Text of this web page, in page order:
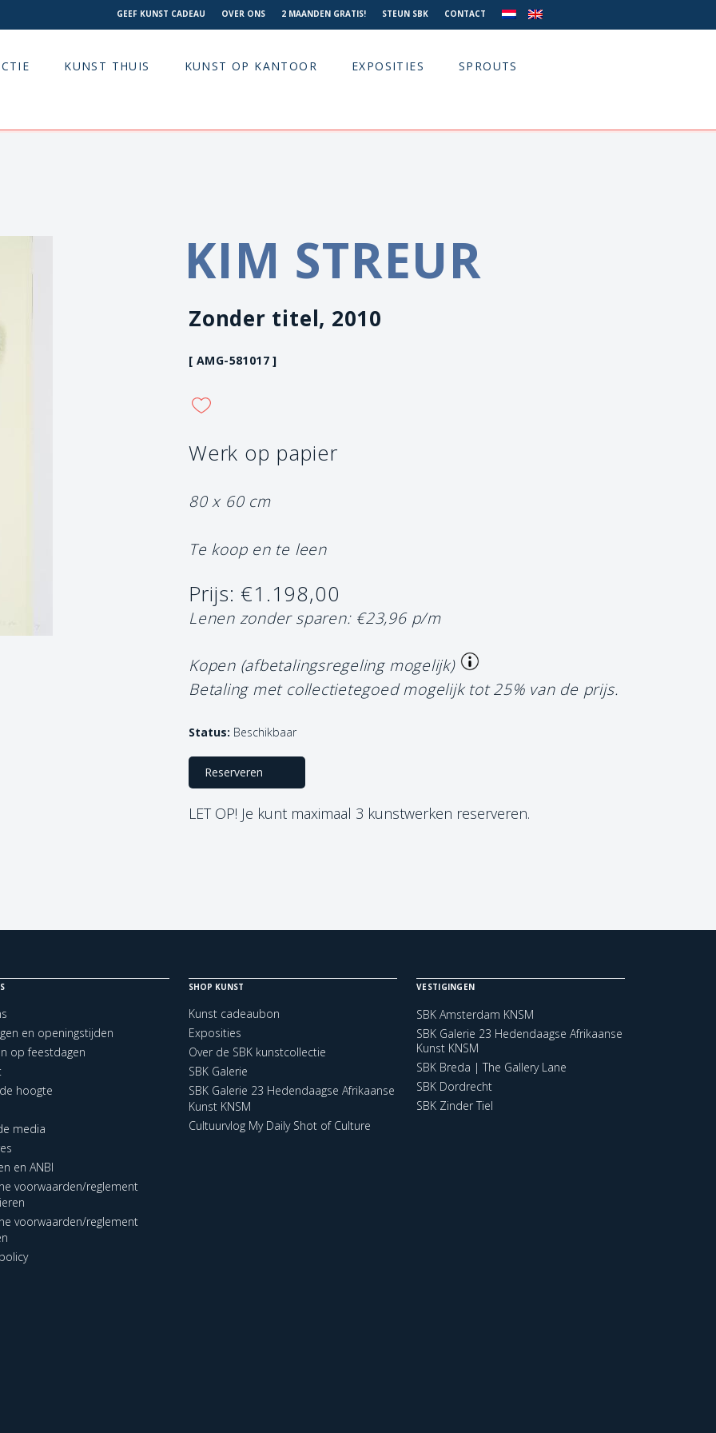
GEEF KUNST CADEAU OVER ONS 2 MAANDEN GRATIS! STEUN SBK CONTACT
KUNST THUIS KUNST OP KANTOOR EXPOSITIES SPROUTS
KIM STREUR
Zonder titel, 2010
[ AMG-581017 ]
Werk op papier
80 x 60 cm
Te koop en te leen
Prijs: €1.198,00
Lenen zonder sparen: €23,96 p/m
Kopen (afbetalingsregeling mogelijk)
Betaling met collectietegoed mogelijk tot 25% van de prijs.
Status: Beschikbaar
Reserveren
LET OP! Je kunt maximaal 3 kunstwerken reserveren.
en openingstijden
op feestdagen
hoogte
media
en ANBI
voorwaarden/reglement
voorwaarden/reglement
SHOP KUNST
Kunst cadeaubon
Exposities
Over de SBK kunstcollectie
SBK Galerie
SBK Galerie 23 Hedendaagse Afrikaanse
Kunst KNSM
Cultuurvlog My Daily Shot of Culture
VESTIGINGEN
SBK Amsterdam KNSM
SBK Galerie 23 Hedendaagse Afrikaanse
Kunst KNSM
SBK Breda | The Gallery Lane
SBK Dordrecht
SBK Zinder Tiel